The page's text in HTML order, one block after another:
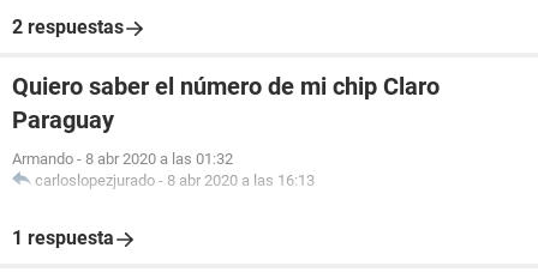
2 respuestas
Quiero saber el número de mi chip Claro
Paraguay
Armando - 8 abr 2020 a las 01:32
carloslopezjurado - 8 abr 2020 a las 16:13
1 respuesta